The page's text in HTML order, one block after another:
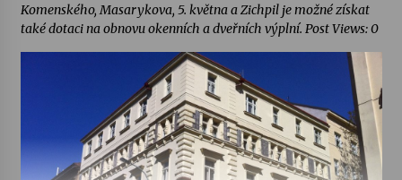
Komenského, Masarykova, 5. května a Zichpil je možné získat
také dotaci na obnovu okenních a dveřních výplní. Post Views: 0